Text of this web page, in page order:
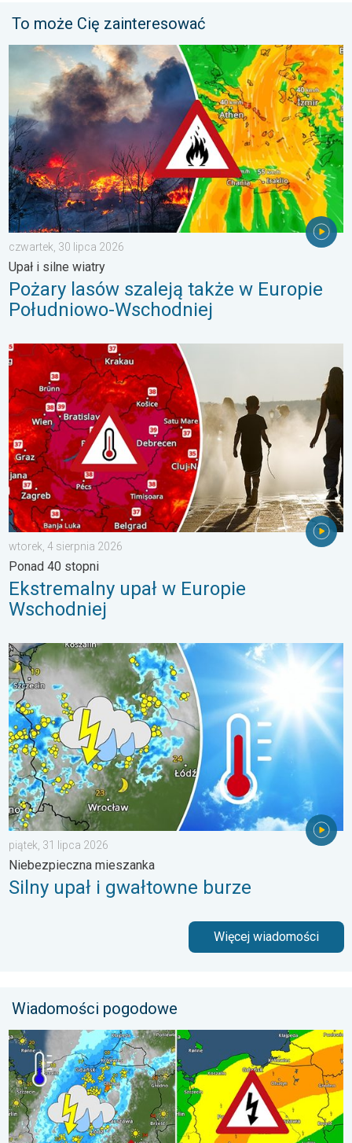
To może Cię zainteresować
Pożary lasów szaleją także w Europie Południowo-
czwartek, 30 lipca 2026
Upał i silne wiatry
Pożary lasów szaleją także w Europie
Południowo-Wschodniej
Ekstremalny upał w Europie Wschodniej. Ponad 40 stopni. . .
wtorek, 4 sierpnia 2026
Ponad 40 stopni
Ekstremalny upał w Europie
Wschodniej
Silny upał i gwałtowne burze. Niebezpieczna mieszanka. . .
piątek, 31 lipca 2026
Niebezpieczna mieszanka
Silny upał i gwałtowne burze
Więcej wiadomości
Wiadomości pogodowe
Ulewy, wichury, grad, trąba powietrzna. Ostrzeżenie